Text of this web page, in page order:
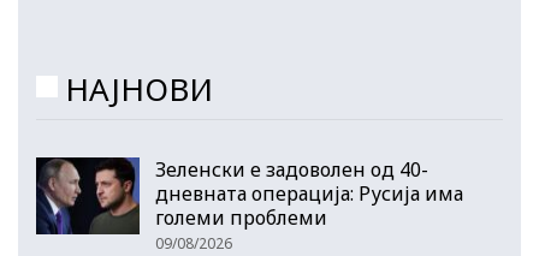
НАЈНОВИ
Зеленски е задоволен од 40-
дневната операција: Русија има
големи проблеми
09/08/2026